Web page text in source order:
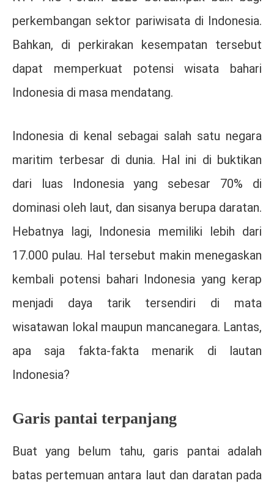
perkembangan sektor pariwisata di Indonesia.
Bahkan, di perkirakan kesempatan tersebut
dapat memperkuat potensi wisata bahari
Indonesia di masa mendatang.
Indonesia di kenal sebagai salah satu negara
maritim terbesar di dunia. Hal ini di buktikan
dari luas Indonesia yang sebesar 70% di
dominasi oleh laut, dan sisanya berupa daratan.
Hebatnya lagi, Indonesia memiliki lebih dari
17.000 pulau. Hal tersebut makin menegaskan
kembali potensi bahari Indonesia yang kerap
menjadi daya tarik tersendiri di mata
wisatawan lokal maupun mancanegara. Lantas,
apa saja fakta-fakta menarik di lautan
Indonesia?
Garis pantai terpanjang
Buat yang belum tahu, garis pantai adalah
batas pertemuan antara laut dan daratan pada